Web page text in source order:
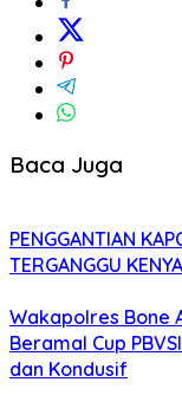
Baca Juga
PENGGANTIAN
TERGANGGU
Wakapolres Bone
Beramal Cup
dan Kondusif